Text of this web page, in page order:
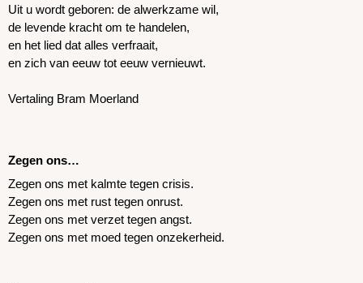
Uit u wordt geboren: de alwerkzame wil,
de levende kracht om te handelen,
en het lied dat alles verfraait,
en zich van eeuw tot eeuw vernieuwt.
Vertaling Bram Moerland
Zegen ons…
Zegen ons met kalmte tegen crisis.
Zegen ons met rust tegen onrust.
Zegen ons met verzet tegen angst.
Zegen ons met moed tegen onzekerheid.